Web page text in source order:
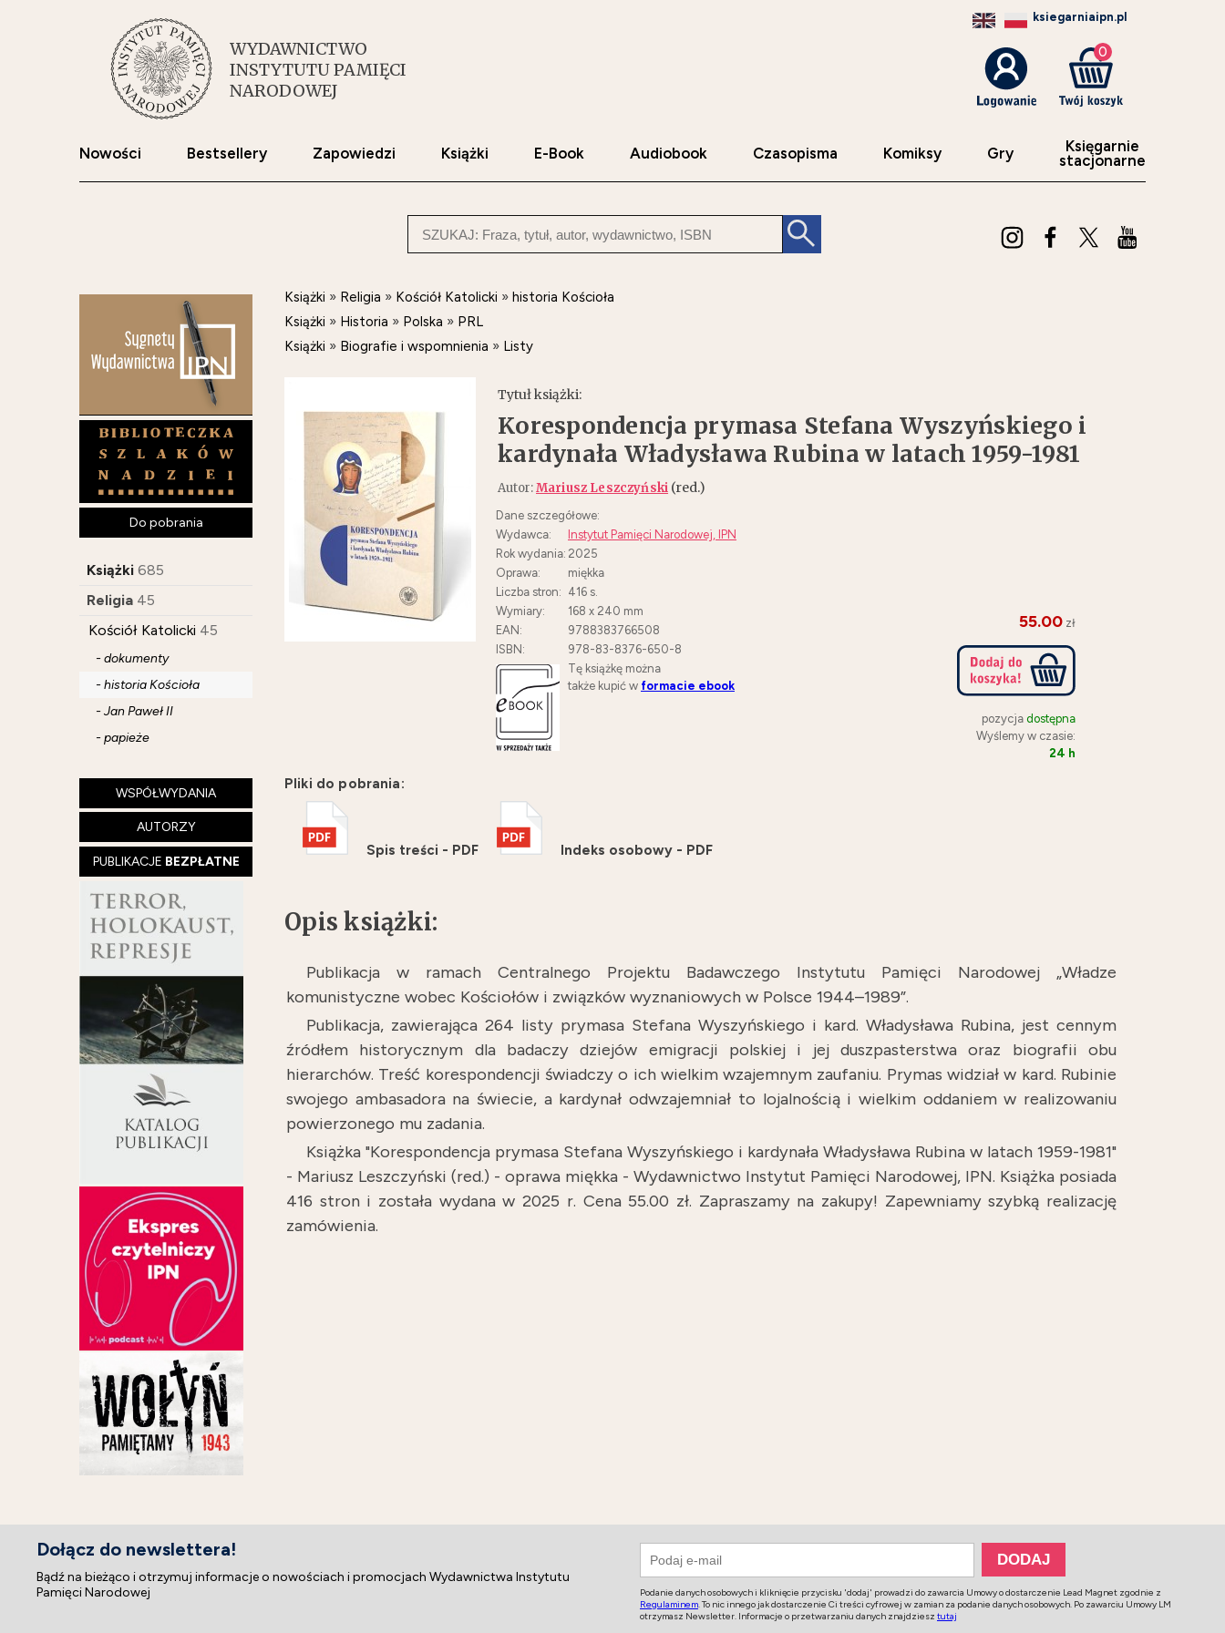
WYDAWNICTWO
INSTYTUTU PAMIĘCI
NARODOWEJ
ksiegarniaipn.pl
0
Nowości Bestsellery Zapowiedzi Książki E-Book Audiobook Czasopisma Komiksy Gry
Księgarnie
stacjonarne
Do pobrania
Książki 685
Religia 45
Kościół Katolicki 45
- dokumenty
- historia Kościoła
- Jan Paweł II
- papieże
WSPÓŁWYDANIA
AUTORZY
PUBLIKACJE BEZPŁATNE
Książki » Religia » Kościół Katolicki » historia Kościoła
Książki » Historia » Polska » PRL
Książki » Biografie i wspomnienia » Listy
Tytuł książki:
Korespondencja prymasa Stefana Wyszyńskiego i
kardynała Władysława Rubina w latach 1959-1981
Autor:Mariusz Leszczyński (red.)
Dane szczegółowe:
Wydawca:
Instytut Pamięci Narodowej, IPN
Rok wydania: 2025
Oprawa:
miękka
Liczba stron: 416 s.
Wymiary:
168 x 240 mm
EAN:
9788383766508
ISBN:
978-83-8376-650-8
Tę książkę można
także kupić w formacie ebook
55.00 zł
pozycja dostępna
Wyślemy w czasie:
24 h
Pliki do pobrania:
Spis treści - PDF Indeks osobowy - PDF
Opis książki:
Publikacja w ramach Centralnego Projektu Badawczego Instytutu Pamięci Narodowej „Władze
komunistyczne wobec Kościołów i związków wyznaniowych w Polsce 1944–1989”.
Publikacja, zawierająca 264 listy prymasa Stefana Wyszyńskiego i kard. Władysława Rubina, jest cennym
źródłem historycznym dla badaczy dziejów emigracji polskiej i jej duszpasterstwa oraz biografii obu
hierarchów. Treść korespondencji świadczy o ich wielkim wzajemnym zaufaniu. Prymas widział w kard. Rubinie
swojego ambasadora na świecie, a kardynał odwzajemniał to lojalnością i wielkim oddaniem w realizowaniu
powierzonego mu zadania.
Książka "Korespondencja prymasa Stefana Wyszyńskiego i kardynała Władysława Rubina w latach 1959-1981"
- Mariusz Leszczyński (red.) - oprawa miękka - Wydawnictwo Instytut Pamięci Narodowej, IPN. Książka posiada
416 stron i została wydana w 2025 r. Cena 55.00 zł. Zapraszamy na zakupy! Zapewniamy szybką realizację
zamówienia.
Dołącz do newslettera!
Bądź na bieżąco i otrzymuj informacje o nowościach i promocjach Wydawnictwa Instytutu
Pamięci Narodowej
Podanie danych osobowych i kliknięcie przycisku 'dodaj' prowadzi do zawarcia Umowy o dostarczenie Lead Magnet zgodnie z
Regulaminem . To nic innego jak dostarczenie Ci treści cyfrowej w zamian za podanie danych osobowych. Po zawarciu Umowy LM
otrzymasz Newsletter. Informacje o przetwarzaniu danych znajdziesz tutaj